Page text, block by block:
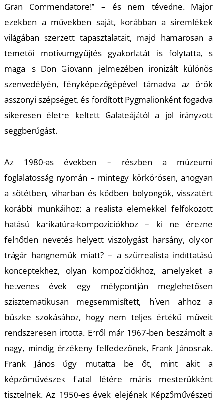
Gran Commendatore!” – és nem tévedne. Major
ezekben a művekben saját, korábban a síremlékek
világában szerzett tapasztalatait, majd hamarosan a
temetői motívumgyűjtés gyakorlatát is folytatta, s
maga is Don Giovanni jelmezében ironizált különös
szenvedélyén, fényképezőgépével támadva az örök
asszonyi szépséget, és fordított Pygmalionként fogadva
sikeresen életre keltett Galateájától a jól irányzott
seggberúgást.
Az 1980-as években – részben a múzeumi
foglalatosság nyomán – mintegy körkörösen, ahogyan
a sötétben, viharban és ködben bolyongók, visszatért
korábbi munkáihoz: a realista elemekkel felfokozott
hatású karikatúra-kompozíciókhoz – ki ne érezne
felhőtlen nevetés helyett viszolygást harsány, olykor
trágár hangnemük miatt? – a szürrealista indíttatású
konceptekhez, olyan kompozíciókhoz, amelyeket a
hetvenes évek egy mélypontján meglehetősen
szisztematikusan megsemmisített, híven ahhoz a
büszke szokásához, hogy nem teljes értékű műveit
rendszeresen irtotta. Erről már 1967-ben beszámolt a
nagy, mindig érzékeny felfedezőnek, Frank Jánosnak.
Frank János úgy mutatta be őt, mint akit a
képzőművészek fiatal létére máris mesterükként
tisztelnek. Az 1950-es évek elejének Képzőművészeti